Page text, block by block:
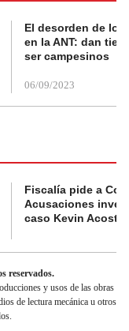
El desorden de
en la ANT: dan
ser campesinos
06/09/2023
Fiscalía pide a
Acusaciones
caso Kevin Acosta
reservados.
y usos de las obras
de lectura mecánica u otros